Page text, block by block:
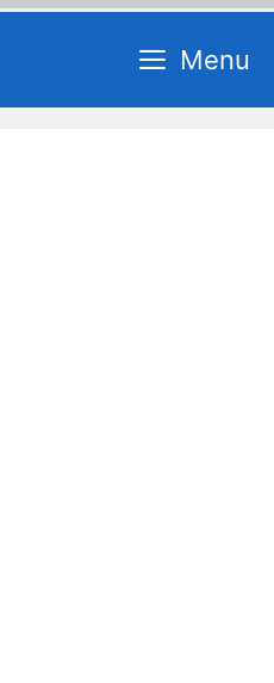
Menu